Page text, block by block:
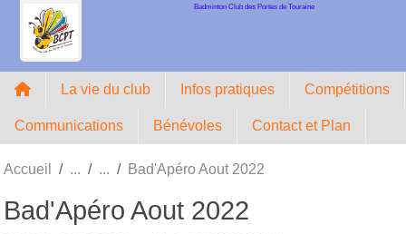
Badminton Club des Portes de Touraine
La vie du club Infos pratiques Compétitions
Communications Bénévoles Contact et Plan
Accueil Bad'Apéro Aout 2022
Bad'Apéro Aout 2022
Panneau de gestion des cookies